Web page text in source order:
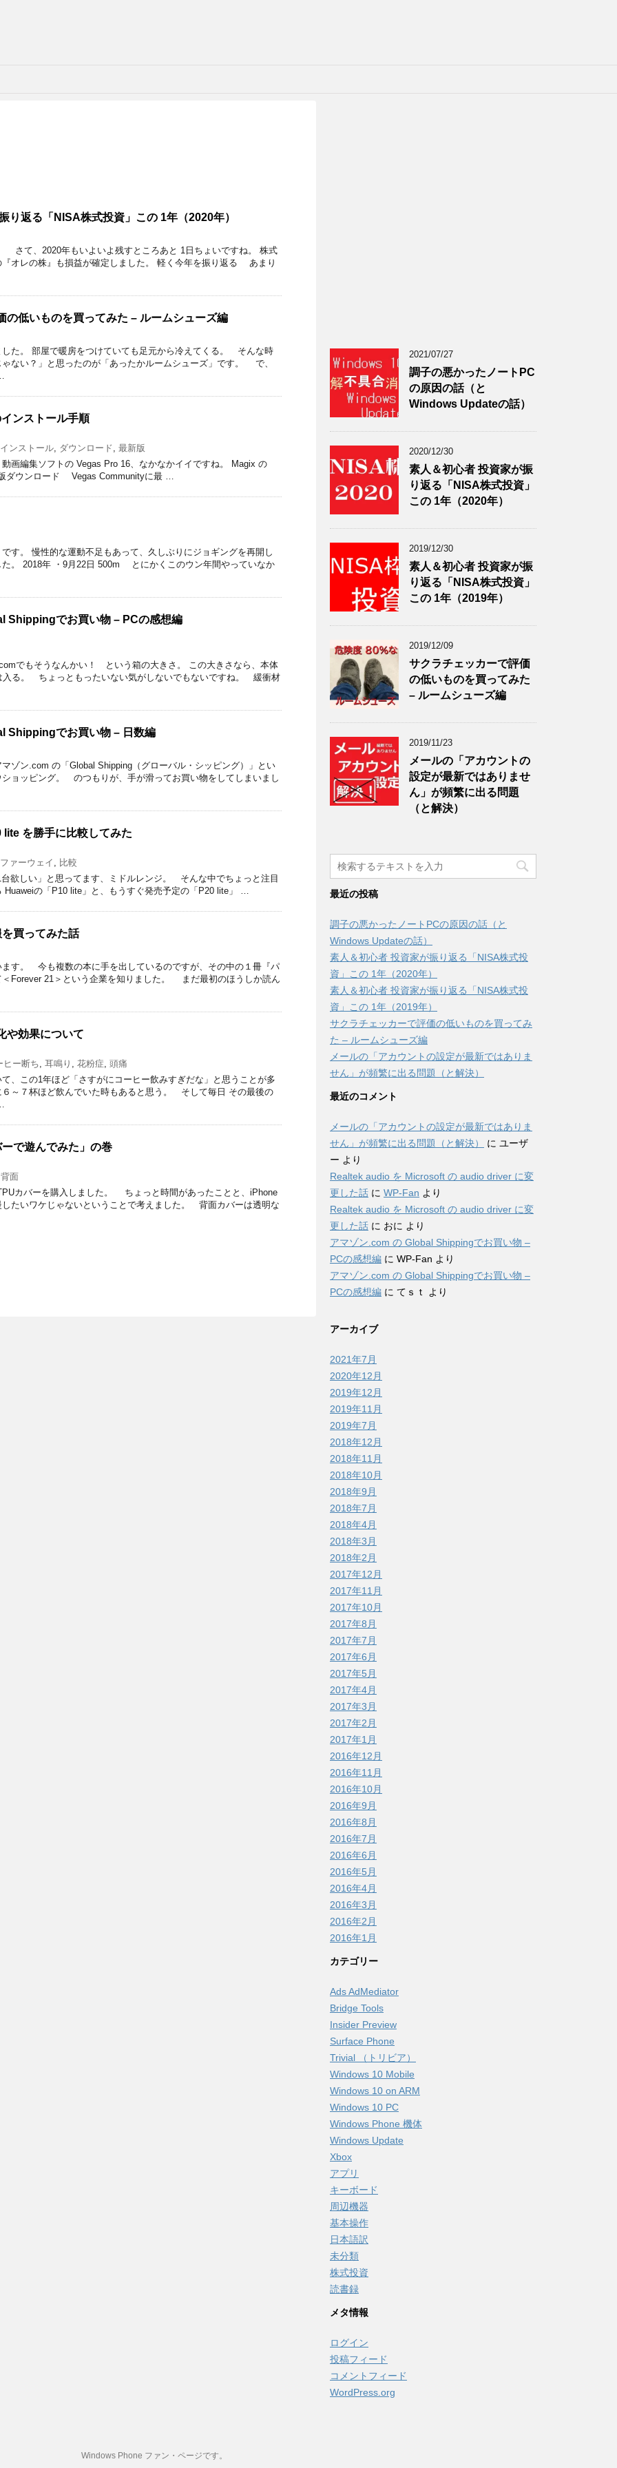
り返る「NISA株式投資」この 1年（2020年）
さて、2020年もいよいよ残すところあと 1日ちょいですね。 株式
オレの株』も損益が確定しました。 軽く今年を振り返る あまり
の低いものを買ってみた – ルームシューズ編
た。 部屋で暖房をつけていても足元から冷えてくる。 そんな時
ない？」と思ったのが「あったかルームシューズ」です。 で、
ンストール手順
インストール, ダウンロード, 最新版
画編集ソフトの Vegas Pro 16、なかなかイイですね。 Magix の
ダウンロード Vegas Communityに最 …
す。 慢性的な運動不足もあって、久しぶりにジョギングを再開し
た。 2018年 ・9月22日 500m とにかくこのウン年間やっていなか
Shippingでお買い物 – PCの感想編
でもそうなんかい！ という箱の大きさ。 この大きさなら、本体
入る。 ちょっともったいない気がしないでもないですね。 緩衝材
Shippingでお買い物 – 日数編
ゾン.com の「Global Shipping（グローバル・シッピング）」とい
ショッピング。 のつもりが、手が滑ってお買い物をしてしまいまし
を勝手に比較してみた
ファーウェイ , 比較
欲しい」と思ってます、ミドルレンジ。 そんな中でちょっと注目
Huaweiの「P10 lite」と、もうすぐ発売予定の「P20 lite」 …
買ってみた話
す。 今も複数の本に手を出しているのですが、その中の１冊『パ
＜Forever 21＞という企業を知りました。 まだ最初のほうしか読ん
や効果について
ヒー断ち, 耳鳴り , 花粉症, 頭痛
、この1年ほど「さすがにコーヒー飲みすぎだな」と思うことが多
～７杯ほど飲んでいた時もあると思う。 そして毎日 その最後の
で遊んでみた」の巻
背面
カバーを購入しました。 ちょっと時間があったことと、iPhone
たいワケじゃないということで考えました。 背面カバーは透明な
2021/07/27
調子の悪かったノートPC
の原因の話（と
Windows Updateの話）
2020/12/30
素人＆初心者 投資家が振
り返る「NISA株式投資」
この 1年（2020年）
2019/12/30
素人＆初心者 投資家が振
り返る「NISA株式投資」
この 1年（2019年）
2019/12/09
サクラチェッカーで評価
の低いものを買ってみた
– ルームシューズ編
2019/11/23
メールの「アカウントの
設定が最新ではありませ
ん」が頻繁に出る問題
（と解決）
最近の投稿
調子の悪かったノートPCの原因の話（と
Windows Updateの話）
素人＆初心者 投資家が振り返る「NISA株式投
資」この 1年（2020年）
素人＆初心者 投資家が振り返る「NISA株式投
資」この 1年（2019年）
サクラチェッカーで評価の低いものを買ってみ
た – ルームシューズ編
メールの「アカウントの設定が最新ではありま
せん」が頻繁に出る問題（と解決）
最近のコメント
メールの「アカウントの設定が最新ではありま
せん」が頻繁に出る問題（と解決）
に ユーザ
ー より
Realtek audio を Microsoft の audio driver に変
更した話 に WP-Fan より
Realtek audio を Microsoft の audio driver に変
更した話 に おに より
アマゾン.com の Global Shippingでお買い物 –
PCの感想編 に WP-Fan より
アマゾン.com の Global Shippingでお買い物 –
PCの感想編 に てｓｔ より
アーカイブ
2021年7月
2020年12月
2019年12月
2019年11月
2019年7月
2018年12月
2018年11月
2018年10月
2018年9月
2018年7月
2018年4月
2018年3月
2018年2月
2017年12月
2017年11月
2017年10月
2017年8月
2017年7月
2017年6月
2017年5月
2017年4月
2017年3月
2017年2月
2017年1月
2016年12月
2016年11月
2016年10月
2016年9月
2016年8月
2016年7月
2016年6月
2016年5月
2016年4月
2016年3月
2016年2月
2016年1月
カテゴリー
Ads AdMediator
Bridge Tools
Insider Preview
Surface Phone
Trivial （トリビア）
Windows 10 Mobile
Windows 10 on ARM
Windows 10 PC
Windows Phone 機体
Windows Update
Xbox
アプリ
キーボード
周辺機器
基本操作
日本語訳
未分類
株式投資
読書録
メタ情報
ログイン
投稿フィード
コメントフィード
WordPress.org
Windows Phone ファン・ページです。